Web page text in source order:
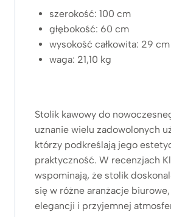
szerokość: 100 cm
głębokość: 60 cm
wysokość całkowita: 29 cm
waga: 21,10 kg
Stolik kawowy do
uznanie wielu zadowolonych
którzy podkreślają jego
praktyczność. W recenzjach
wspominają, że stolik
się w różne aranżacje
elegancji i przyjemnej